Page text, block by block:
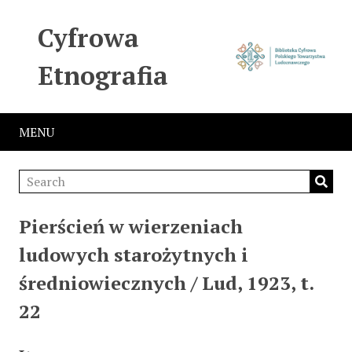
Cyfrowa
Etnografia
MENU
Pierścień w wierzeniach
ludowych starożytnych i
średniowiecznych / Lud, 1923, t.
22